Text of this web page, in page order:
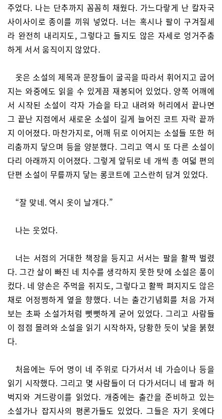
주었다. 나는 단추까지 꼼꼼히 채웠다. 가느다랗게 난 칼자국
사이사이로 종이를 끼워 넣었다. 너는 혹시나 팔이 구겨질세
라 완전히 내리지도, 그렇다고 들지도 않은 자세로 엉거주춤
하게 서서 움직이지 않았다.
옷은 소설의 제목과 문장들이 굴곡을 따라서 휘어지고 굽어
지는 와중에도 읽을 수 있게끔 재봉되어 있었다. 양쪽 어깨에
서 시작된 소설이 각자 가슴을 타고 내려와 허리에서 끝나면
그 끝난 지점에서 새로운 소설이 길게 늘어진 코트 자락 끝까
지 이어졌다. 마찬가지로, 어깨 뒤로 이어지는 소설들 또한 허
리춤까지 닿으며 등을 양분했다. 그리고 역시 또 다른 소설이
다리 아래까지 이어졌다. 그렇게 앞뒤로 네 개씩 총 여덟 편의
단편 소설이 무릎까지 닿는 롱코트에 고스란히 담겨 있었다.
“잘 맞네. 역시 옷이 날개다.”
나는 웃었다.
너는 서점의 거대한 책장을 등지고 서서는 팔을 활짝 벌렸
다. 그간 살이 빠진 네 치수를 생각하지 못한 탓에 소설은 품이
컸다. 네 양손은 주먹을 쥐지도, 그렇다고 활짝 펴지지도 않은
채로 어정쩡하게 옆을 향했다. 너는 출간기념회를 처음 가져
보는 초짜 소설가처럼 뻣뻣하게 굳어 있었다. 그리고 사람들
이 점점 몰려와 소설을 읽기 시작하자, 당황한 듯이 낯을 붉혔
다.
처음에는 두어 명이 네 주위로 다가서서 네 가슴이나 등을
읽기 시작했다. 그리고 몇 사람들이 더 다가서더니 네 팔과 허
벅지와 겨드랑이를 읽었다. 개중에는 출간을 준비하고 있는
소설가나 잡지사의 평론가들도 있었다. 그들은 자기 옷에다